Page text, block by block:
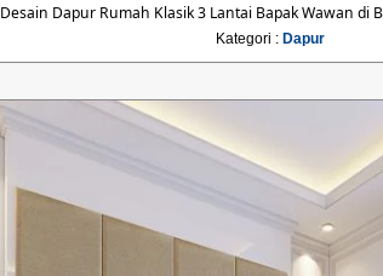
Desain Dapur Rumah Klasik 3 Lantai Bapak Wawan di
Kategori :Dapur